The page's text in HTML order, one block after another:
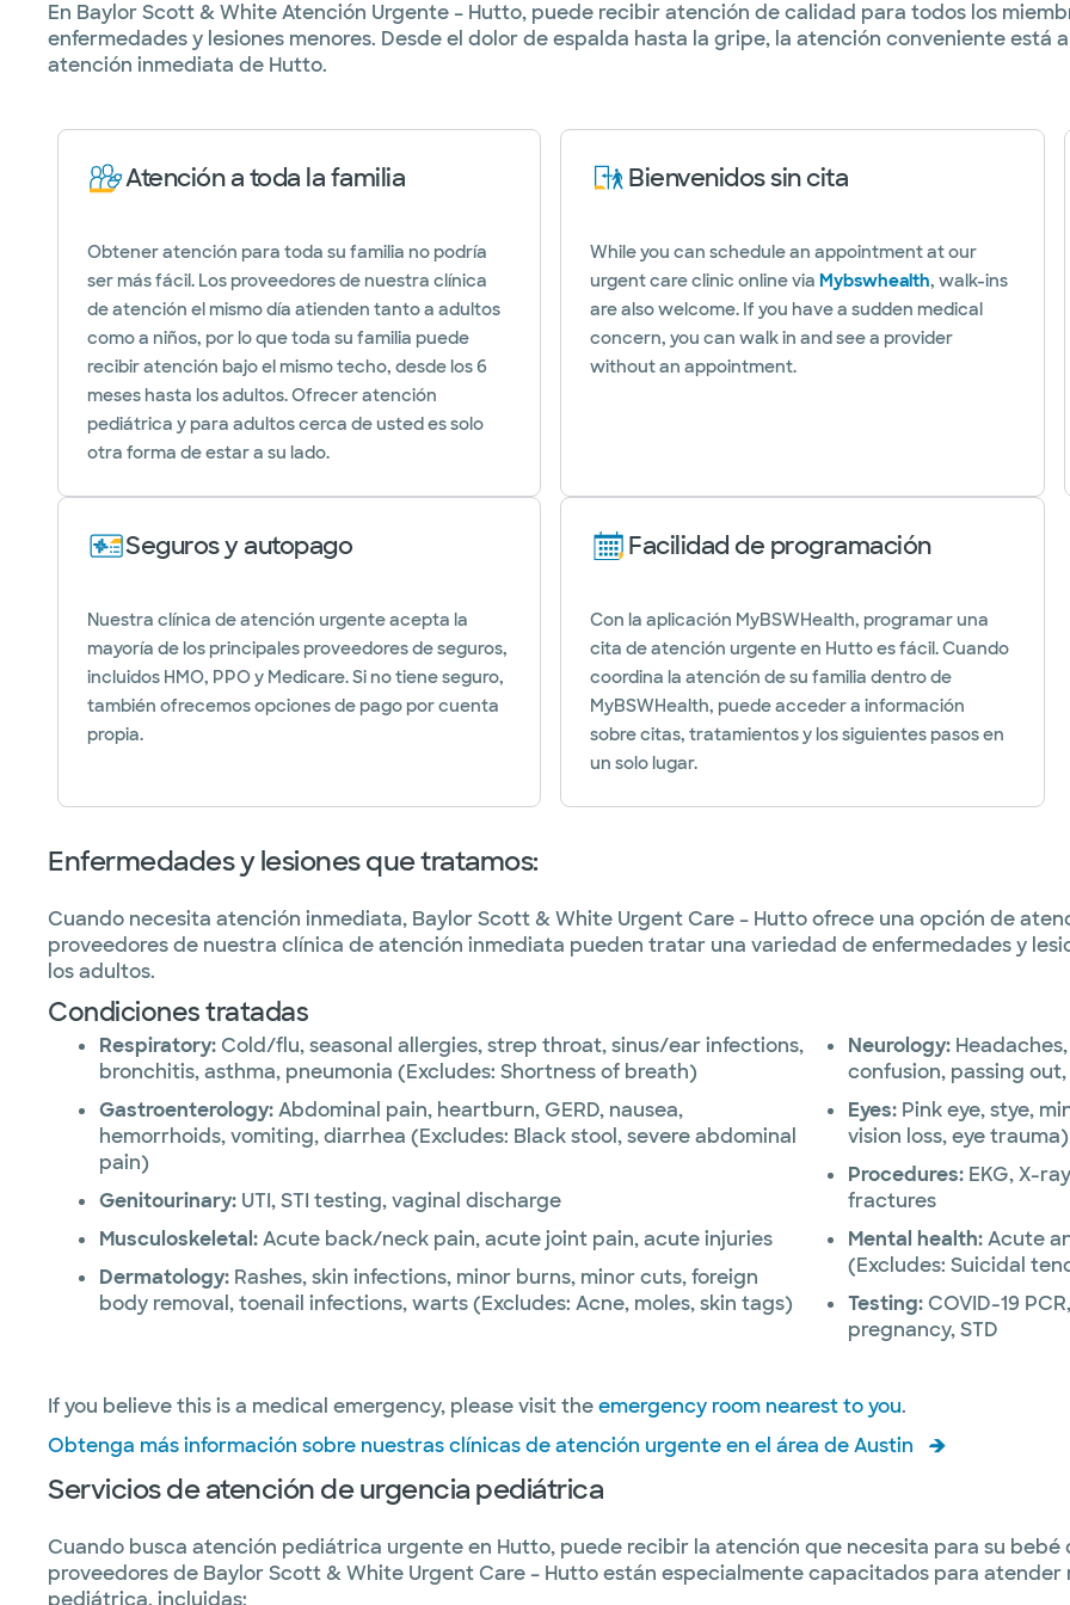
En Baylor Scott & White Atención Urgente – Hutto, puede recibir atención de calidad para todos los
enfermedades y lesiones menores. Desde el dolor de espalda hasta la gripe, la atención conveniente está
atención inmediata de Hutto.
Atención a toda la familia
Obtener atención para toda su familia no podría
ser más fácil. Los proveedores de nuestra clínica
de atención el mismo día atienden tanto a adultos
como a niños, por lo que toda su familia puede
recibir atención bajo el mismo techo, desde los 6
meses hasta los adultos. Ofrecer atención
pediátrica y para adultos cerca de usted es solo
otra forma de estar a su lado.
Bienvenidos sin cita
While you can schedule an appointment at our
urgent care clinic online viaMybswhealth, walk-ins
are also welcome. If you have a sudden medical
concern, you can walk in and see a provider
without an appointment.
Seguros y autopago
Nuestra clínica de atención urgente acepta la
mayoría de los principales proveedores de seguros,
incluidos HMO, PPO y Medicare. Si no tiene seguro,
también ofrecemos opciones de pago por cuenta
propia.
Facilidad de programación
Con la aplicación MyBSWHealth, programar una
cita de atención urgente en Hutto es fácil. Cuando
coordina la atención de su familia dentro de
MyBSWHealth, puede acceder a información
sobre citas, tratamientos y los siguientes pasos en
un solo lugar.
Enfermedades y lesiones que tratamos:
Cuando necesita atención inmediata, Baylor Scott & White Urgent Care – Hutto ofrece una opción de
proveedores de nuestra clínica de atención inmediata pueden tratar una variedad de enfermedades y
los adultos.
Condiciones tratadas
Respiratory: Cold/flu, seasonal allergies, strep throat, sinus/ear infections,
bronchitis, asthma, pneumonia (Excludes: Shortness of breath)
Gastroenterology:Abdominal pain, heartburn, GERD, nausea,
hemorrhoids, vomiting, diarrhea (Excludes: Black stool, severe abdominal
pain)
Genitourinary: UTI, STI testing, vaginal discharge
Musculoskeletal:Acute back/neck pain, acute joint pain, acute injuries
Dermatology: Rashes, skin infections, minor burns, minor cuts, foreign
body removal, toenail infections, warts (Excludes: Acne, moles, skin tags)
Neurology:
confusion, passing
Eyes:Pink eye, stye,
vision loss, eye trauma)
Procedures:EKG, X-
fractures
Mental health:Acute
(Excludes: Suicidal
Testing:COVID-19
pregnancy, STD
If you believe this is a medical emergency, please visit theemergency room nearest to you.
Obtenga más información sobre nuestras clínicas de atención urgente en el área de Austin
Servicios de atención de urgencia pediátrica
Cuando busca atención pediátrica urgente en Hutto, puede recibir la atención que necesita para su bebé
proveedores de Baylor Scott & White Urgent Care – Hutto están especialmente capacitados para
pediátrica, incluidas: